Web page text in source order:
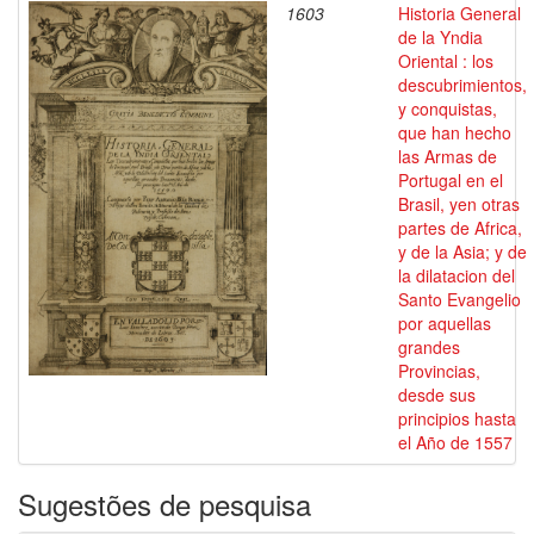
1603
Historia General
de la Yndia
Oriental : los
descubrimientos,
y conquistas,
que han hecho
las Armas de
Portugal en el
Brasil, yen otras
partes de Africa,
y de la Asia; y de
la dilatacion del
Santo Evangelio
por aquellas
grandes
Provincias,
desde sus
principios hasta
el Año de 1557
Sugestões de pesquisa